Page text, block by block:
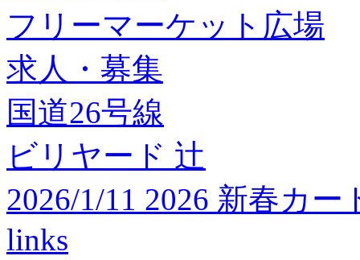
フリーマーケット広場
求人・募集
国道26号線
ビリヤード 辻
2026/1/11 2026 新春カ
links